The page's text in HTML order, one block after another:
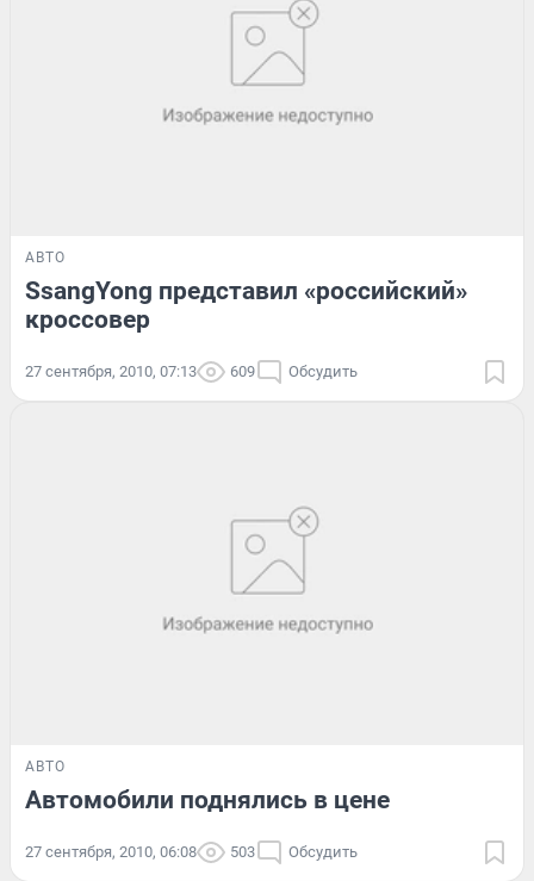
АВТО
SsangYong представил «российский»
кроссовер
27 сентября, 2010, 07:13 609 Обсудить
АВТО
Автомобили поднялись в цене
27 сентября, 2010, 06:08 503 Обсудить